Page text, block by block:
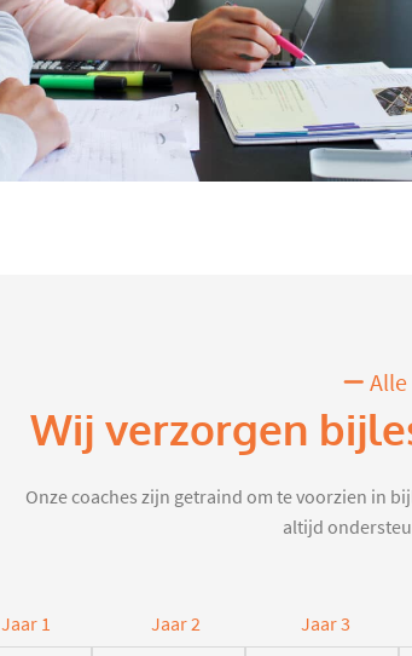
Wij verzorgen
Onze coaches zijn getraind om te voorzien in
altijd
Jaar 1 Jaar 2 Jaar 3